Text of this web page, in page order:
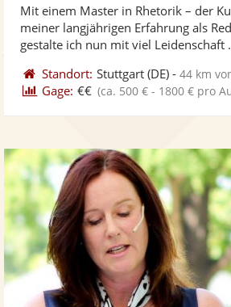
Mit einem Master in Rhetorik – der
meiner langjährigen Erfahrung als
gestalte ich nun mit viel Leidenschaft
Standort: Stuttgart (DE) -44 km
Gage: €€ (ca. 500 € - 1800 € pro